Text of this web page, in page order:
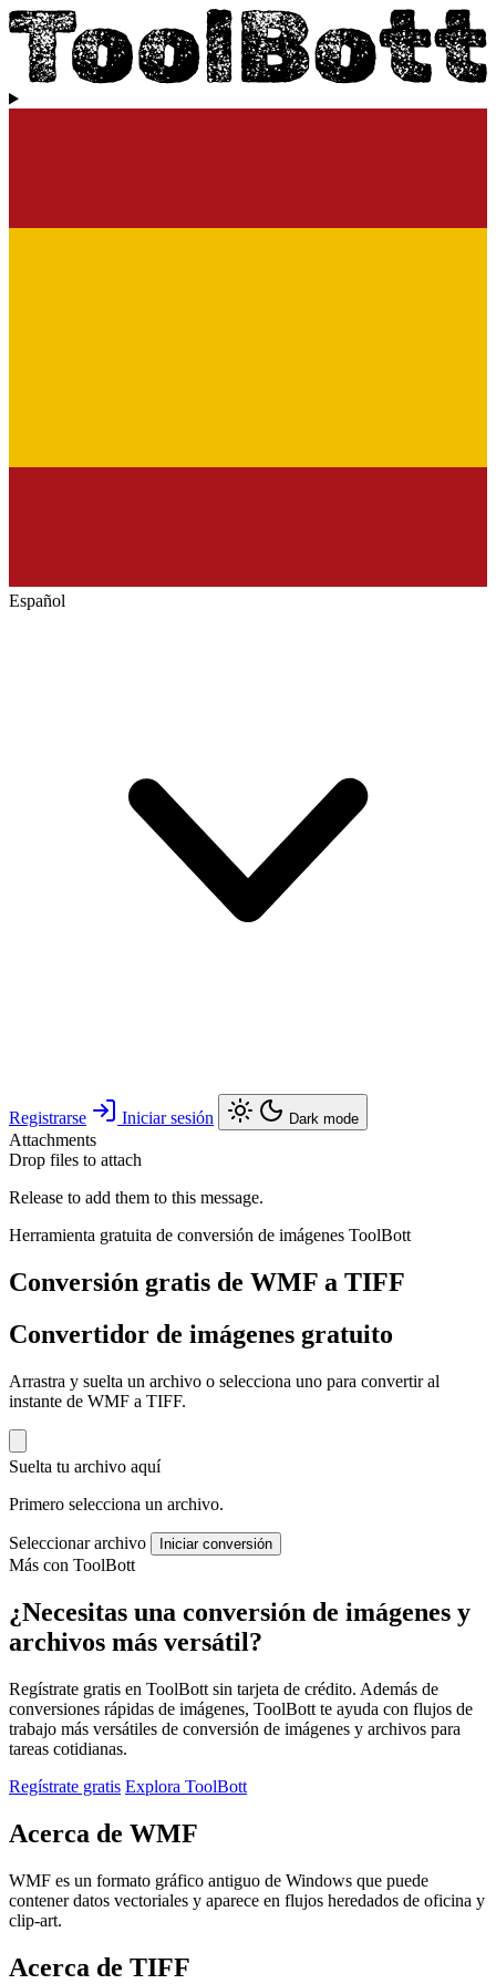
Español
Registrarse Iniciar sesión Dark mode
Attachments
Drop files to attach
Release to add them to this message.
Herramienta gratuita de conversión de imágenes ToolBott
Conversión gratis de WMF a TIFF
Convertidor de imágenes gratuito
Arrastra y suelta un archivo o selecciona uno para convertir al
instante de WMF a TIFF.
Suelta tu archivo aquí
Primero selecciona un archivo.
Seleccionar archivo Iniciar conversión
Más con ToolBott
¿Necesitas una conversión de imágenes y
archivos más versátil?
Regístrate gratis en ToolBott sin tarjeta de crédito. Además de
conversiones rápidas de imágenes, ToolBott te ayuda con flujos de
trabajo más versátiles de conversión de imágenes y archivos para
tareas cotidianas.
Regístrate gratis Explora ToolBott
Acerca de WMF
WMF es un formato gráfico antiguo de Windows que puede
contener datos vectoriales y aparece en flujos heredados de oficina y
clip-art.
Acerca de TIFF